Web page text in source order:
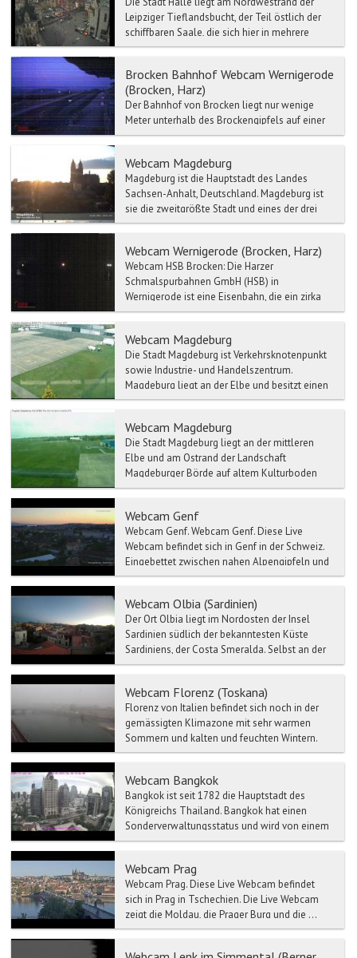
Leipziger Tieflandsbucht, der Teil östlich der
schiffbaren Saale, die sich hier in mehrere
Arme teilt un...
Brocken Bahnhof Webcam Wernigerode
(Brocken, Harz)
Der Bahnhof von Brocken liegt nur wenige
Meter unterhalb des Brockengipfels auf einer
Höhe von 1125 Metern. Der Brocken Bahnhof
Webcam Magdeburg
Magdeburg ist die Hauptstadt des Landes
Sachsen-Anhalt, Deutschland. Magdeburg ist
sie die zweitgrößte Stadt und eines der drei
Oberzentren von Sac...
Webcam Wernigerode (Brocken, Harz)
Webcam HSB Brocken: Die Harzer
Schmalspurbahnen GmbH (HSB) in
Wernigerode ist eine Eisenbahn, die ein zirka
140 km langes Netz von mehrheitl...
Webcam Magdeburg
Die Stadt Magdeburg ist Verkehrsknotenpunkt
sowie Industrie- und Handelszentrum.
Magdeburg liegt an der Elbe und besitzt einen
bedeutenden Binnenha...
Webcam Magdeburg
Die Stadt Magdeburg liegt an der mittleren
Elbe und am Ostrand der Landschaft
Magdeburger Börde auf altem Kulturboden
und bildet das Zentrum der Re...
Webcam Genf
Webcam Genf. Webcam Genf. Diese Live
Webcam befindet sich in Genf in der Schweiz.
Eingebettet zwischen nahen Alpengipfeln und
...
Webcam Olbia (Sardinien)
Der Ort Olbia liegt im Nordosten der Insel
Sardinien südlich der bekanntesten Küste
Sardiniens, der Costa Smeralda. Selbst an der
Haupteinkaufsstra...
Webcam Florenz (Toskana)
Florenz von Italien befindet sich noch in der
gemässigten Klimazone mit sehr warmen
Sommern und kalten und feuchten Wintern.
Aufgrund seiner Lage u...
Webcam Bangkok
Bangkok ist seit 1782 die Hauptstadt des
Königreichs Thailand. Bangkok hat einen
Sonderverwaltungsstatus und wird von einem
Gouverneur regiert. Die...
Webcam Prag
Webcam Prag. Diese Live Webcam befindet
sich in Prag in Tschechien. Die Live Webcam
zeigt die Moldau, die Prager Burg und die ...